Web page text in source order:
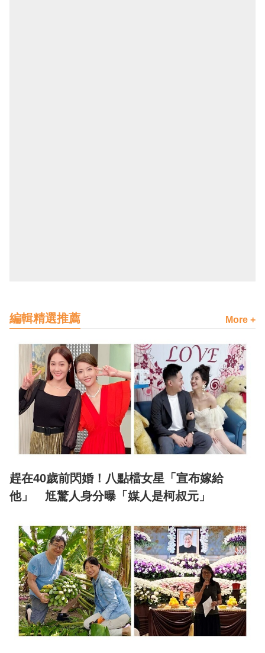
編輯精選推薦 More +
趕在40歲前閃婚！八點檔女星「宣布嫁給
他」 尪驚人身分曝「媒人是柯叔元」